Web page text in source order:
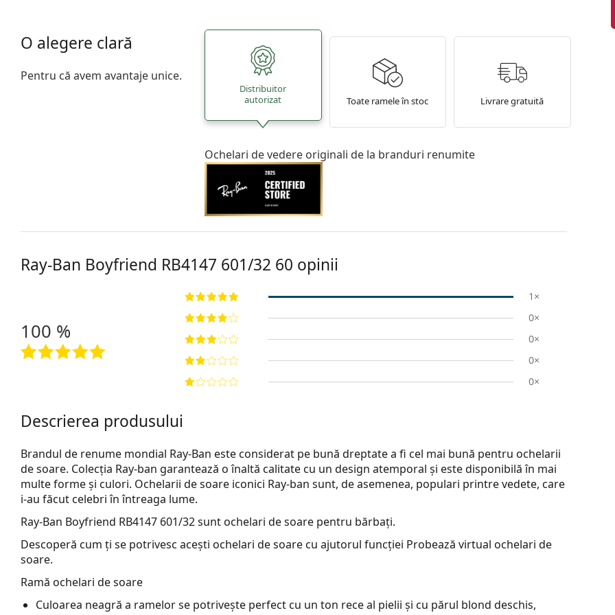
O alegere clară
Pentru că avem avantaje unice.
Distribuitor
autorizat
Toate ramele în stoc Livrare gratuită
Ochelari de vedere originali de la branduri renumite
Ray-Ban Boyfriend RB4147 601/32 60 opinii
100 %
1×
0×
0×
0×
0×
Descrierea produsului
Brandul de renume mondial Ray-Ban este considerat pe bună dreptate a fi cel mai bună pentru ochelarii
de soare. Colecția Ray-ban garantează o înaltă calitate cu un design atemporal și este disponibilă în mai
multe forme și culori. Ochelarii de soare iconici Ray-ban sunt, de asemenea, populari printre vedete, care
i-au făcut celebri în întreaga lume.
Ray-Ban Boyfriend RB4147 601/32sunt ochelari de soare pentru bărbați.
Descoperă cum ți se potrivesc acești ochelari de soare cu ajutorul funcției Probează virtual ochelari de
soare.
Ramă ochelari de soare
Culoarea neagră a ramelor se potrivește perfect cu un ton rece al pielii și cu părul blond deschis,